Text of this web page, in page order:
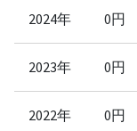
2024年 0円
2023年 0円
2022年 0円